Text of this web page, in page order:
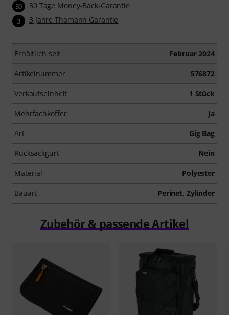
30 30 Tage Money-Back-Garantie
3 3 Jahre Thomann Garantie
Erhältlich seit Februar 2024
Artikelnummer 576872
Verkaufseinheit 1 Stück
Mehrfachkoffer Ja
Art Gig Bag
Rucksackgurt Nein
Material Polyester
Bauart Perinet, Zylinder
Zubehör & passende Artikel